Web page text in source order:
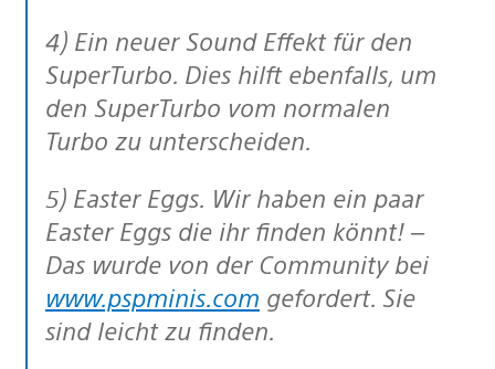
4) Ein neuer Sound Effekt für den
SuperTurbo. Dies hilft ebenfalls, um
den SuperTurbo vom normalen
Turbo zu unterscheiden.
5) Easter Eggs. Wir haben ein paar
Easter Eggs die ihr finden könnt! –
Das wurde von der Community bei
www.pspminis.com gefordert. Sie
sind leicht zu finden.